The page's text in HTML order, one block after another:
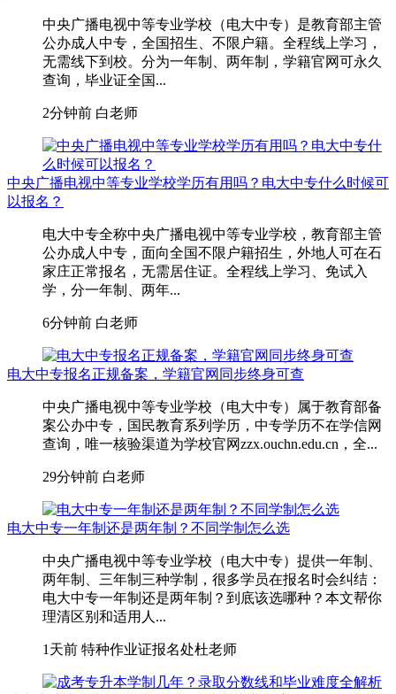
中央广播电视中等专业学校（电大中专）是教育部主管
公办成人中专，全国招生、不限户籍。全程线上学习，
无需线下到校。分为一年制、两年制，学籍官网可永久
查询，毕业证全国...
2分钟前 白老师
中央广播电视中等专业学校学历有用吗？电大中专什么时候可
以报名？
电大中专全称中央广播电视中等专业学校，教育部主管
公办成人中专，面向全国不限户籍招生，外地人可在石
家庄正常报名，无需居住证。全程线上学习、免试入
学，分一年制、两年...
6分钟前 白老师
电大中专报名正规备案，学籍官网同步终身可查
中央广播电视中等专业学校（电大中专）属于教育部备
案公办中专，国民教育系列学历，中专学历不在学信网
查询，唯一核验渠道为学校官网zzx.ouchn.edu.cn，全...
29分钟前 白老师
电大中专一年制还是两年制？不同学制怎么选
中央广播电视中等专业学校（电大中专）提供一年制、
两年制、三年制三种学制，很多学员在报名时会纠结：
电大中专一年制还是两年制？到底该选哪种？本文帮你
理清区别和适用人...
1天前 特种作业证报名处杜老师